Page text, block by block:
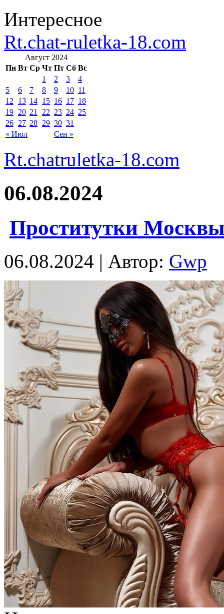
Интересное
Rt.chat-ruletka-18.com
Август 2024
Пн Вт Ср Чт Пт Сб Вс
« Июл Сен »
1 2 3
4
5
6 7 8 9 10 11
12
13 14 15 16 17 18
19 20 21 22 23 24 25
26 27 28 29 30 31
Rt.chatruletka-18.com
06.08.2024
Проститутки
06.08.2024 | Автор: Gwp